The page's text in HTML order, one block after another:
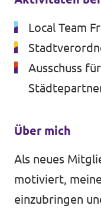
Transparenz
Impressum
Kontakt
Local Team
Ausschuss
Über mich
Als neues
motiviert,
einzubringen